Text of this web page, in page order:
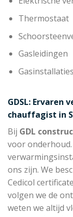
Thermostaat
Gasleidingen
Gasinstallaties
GDSL:
chauffagist in
Bij GDL
voor
ons zijn. We
Cedicol
volgen we de
weten we altijd